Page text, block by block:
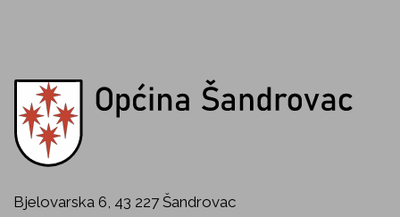
Bjelovarska 6, 43 227 Šandrovac